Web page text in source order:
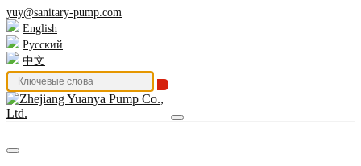
yuy@sanitary-pump.com
English
Русский
中文